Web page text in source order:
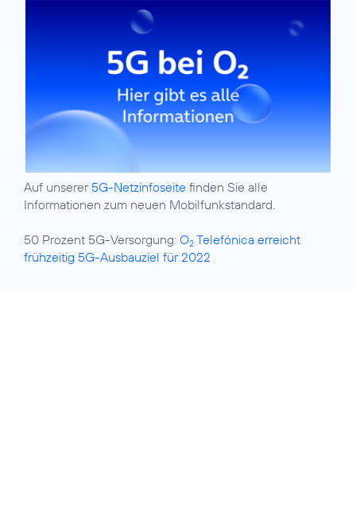
Auf unserer 5G-Netzinfoseite finden Sie alle
Informationen zum neuen Mobilfunkstandard.
50 Prozent 5G-Versorgung: O2 Telefónica erreicht
frühzeitig 5G-Ausbauziel für 2022